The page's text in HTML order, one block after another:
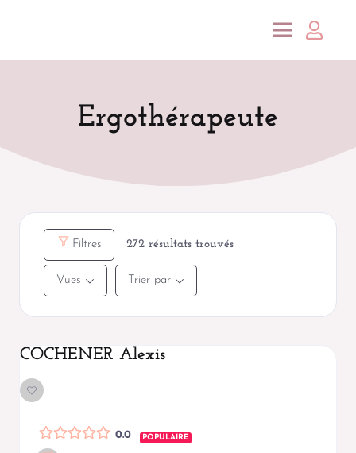
Ergothérapeute
Filtres 272résultats trouvés
Vues Trier par
COCHENER Alexis
0.0 POPULAIRE